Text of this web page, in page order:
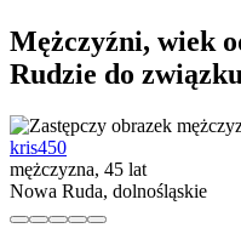
Mężczyźni, wiek
Rudzie do
kris450
mężczyzna, 45 lat
Nowa Ruda, dolnośląskie